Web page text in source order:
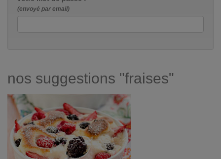
(envoyé par email)
nos suggestions "fraises"